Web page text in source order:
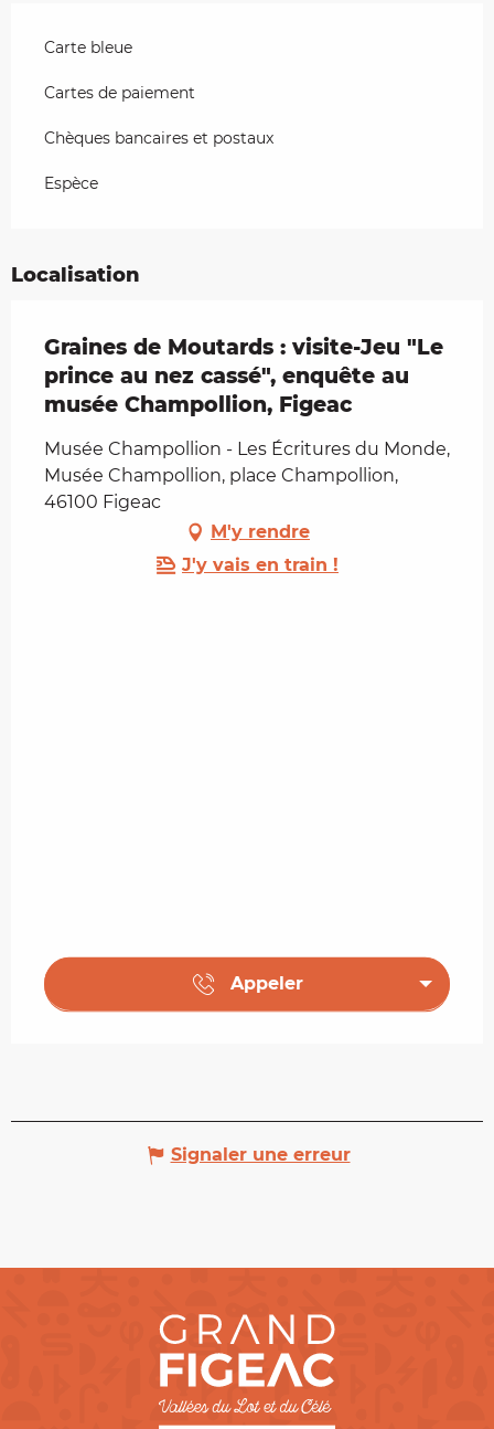
Carte bleue
Cartes de paiement
Chèques bancaires et postaux
Espèce
Localisation
Graines de Moutards : visite-Jeu "Le
prince au nez cassé", enquête au
musée Champollion, Figeac
Musée Champollion - Les Écritures du Monde,
Musée Champollion, place Champollion,
46100 Figeac
M'y rendre
J'y vais en train !
Appeler
Signaler une erreur